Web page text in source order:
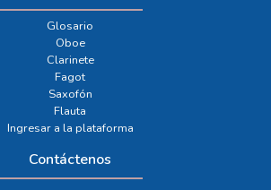
Glosario
Oboe
Clarinete
Fagot
Saxofón
Flauta
Ingresar a la plataforma
Contáctenos